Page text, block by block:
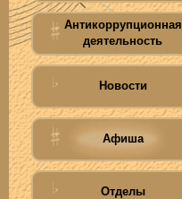
Антикоррупционная
деятельность
Новости
Афиша
Отделы